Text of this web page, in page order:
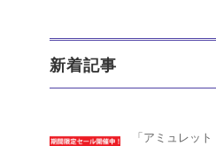
新着記事
「アミュレッ